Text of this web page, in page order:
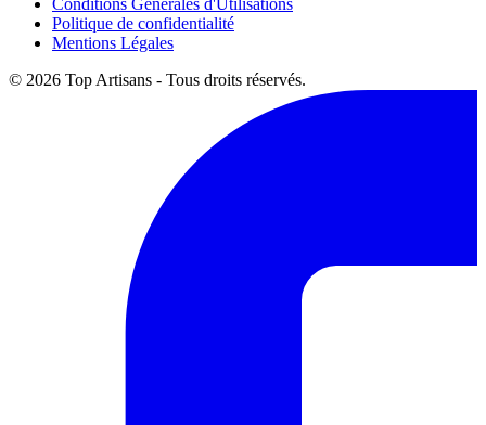
Conditions Générales d'Utilisations
Politique de confidentialité
Mentions Légales
© 2026 Top Artisans - Tous droits réservés.